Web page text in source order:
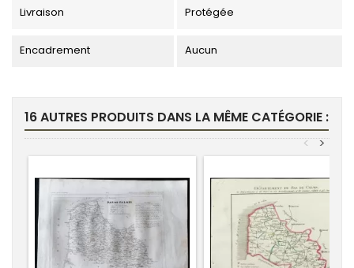
Livraison Protégée
Encadrement Aucun
16 AUTRES PRODUITS DANS LA MÊME CATÉGORIE :
>
<